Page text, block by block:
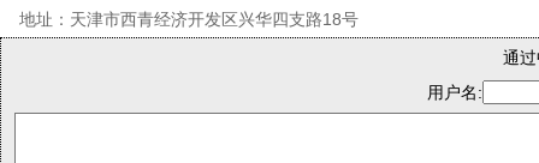
地址：天津市西青经济开发区兴华四支路18号
通
用户名: